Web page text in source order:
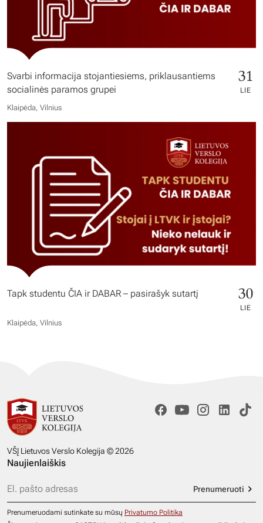
Svarbi informacija stojantiesiems, priklausantiems
socialinės paramos grupei
31
LIE
Klaipėda, Vilnius
Tapk studentu ČIA ir DABAR – pasirašyk sutartį 30
LIE
Klaipėda, Vilnius
VŠĮ Lietuvos Verslo Kolegija © 2026
Naujienlaiškis
Prenumeruoti
Prenumeruodami sutinkate su mūsų Privatumo Politika